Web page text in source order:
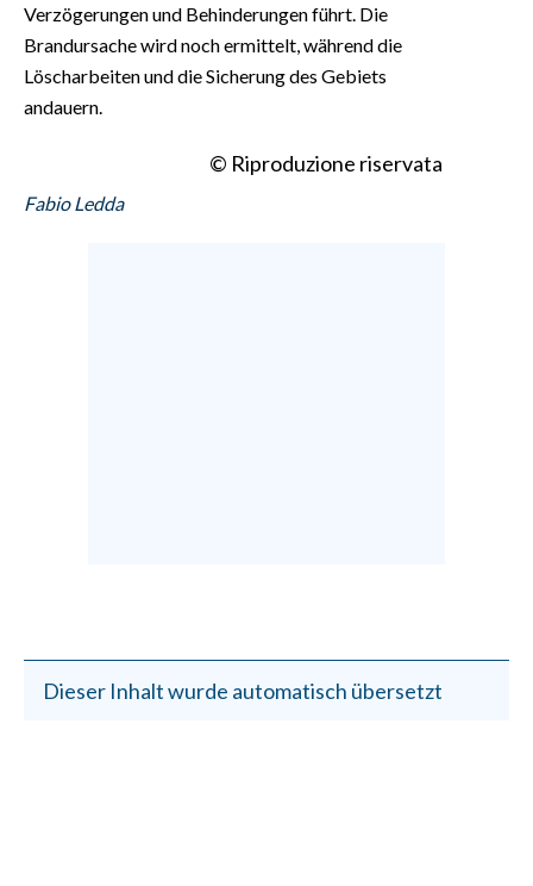
Verzögerungen und Behinderungen führt. Die
Brandursache wird noch ermittelt, während die
Löscharbeiten und die Sicherung des Gebiets
andauern.
© Riproduzione riservata
Fabio Ledda
Dieser Inhalt wurde automatisch übersetzt